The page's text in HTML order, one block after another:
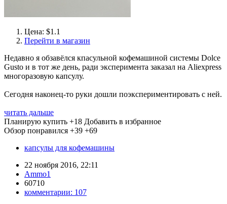
Цена: $1.1
Перейти в магазин
Недавно я обзавёлся кпасульной кофемашиной системы Dolce
Gusto и в тот же день, ради эксперимента заказал на Aliexpress
многоразовую капсулу.
Сегодня наконец-то руки дошли поэкспериментировать с ней.
читать дальше
Планирую купить +18 Добавить в избранное
Обзор понравился +39 +69
капсулы для кофемашины
22 ноября 2016, 22:11
Ammo1
60710
комментарии: 107